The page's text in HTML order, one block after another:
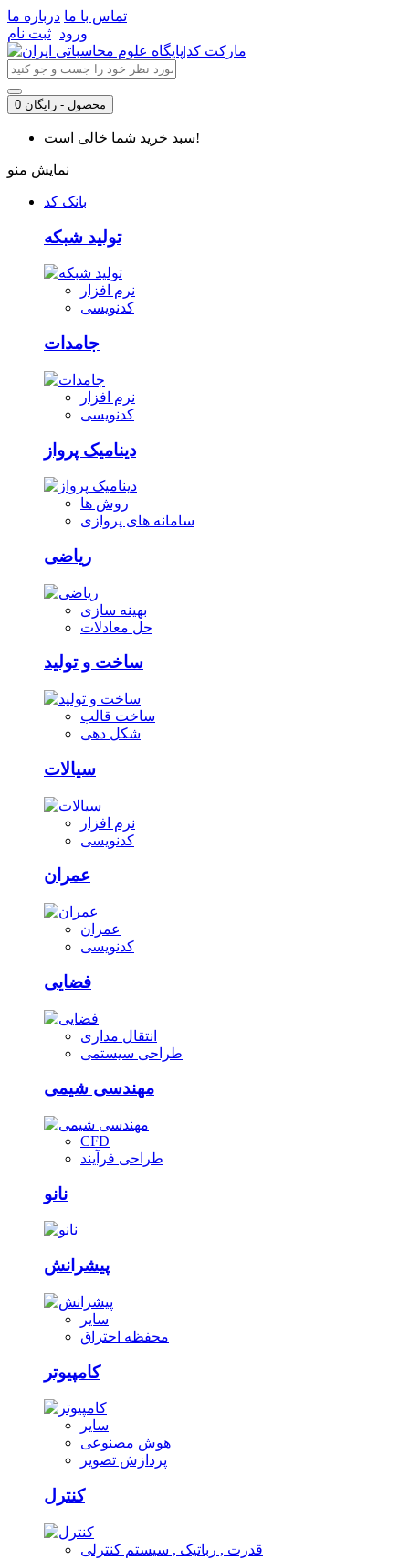
تماس با ما درباره ما
ورود ثبت نام
0 محصول - رایگان
سبد خرید شما خالی است!
نمایش منو
بانک کد
تولید شبکه
نرم افزار
کدنویسی
جامدات
نرم افزار
کدنویسی
دینامیک پرواز
روش ها
سامانه های پروازی
ریاضی
بهینه سازی
حل معادلات
ساخت و تولید
ساخت قالب
شکل دهی
سیالات
نرم افزار
کدنویسی
عمران
عمران
کدنویسی
فضایی
انتقال مداری
طراحی سیستمی
مهندسی شیمی
CFD
طراحی فرآیند
نانو
پیشرانش
سایر
محفظه احتراق
کامپیوتر
سایر
هوش مصنوعی
پردازش تصویر
کنترل
قدرت , رباتیک , سیستم کنترلی